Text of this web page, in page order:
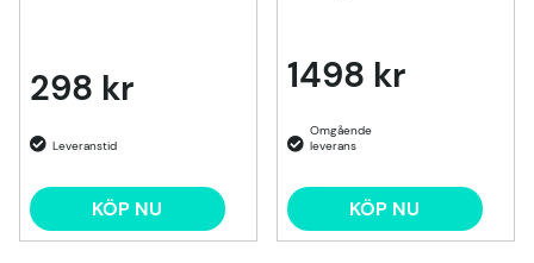
298 kr
KÖP NU
1498 kr
KÖP NU